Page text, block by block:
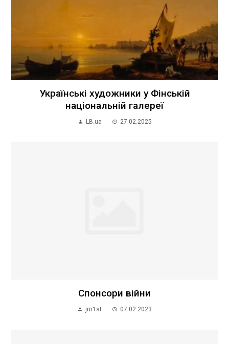
Українські художники у Фінській
національній галереї
LB.ua 27.02.2025
Спонсори війни
jrn1st 07.02.2023